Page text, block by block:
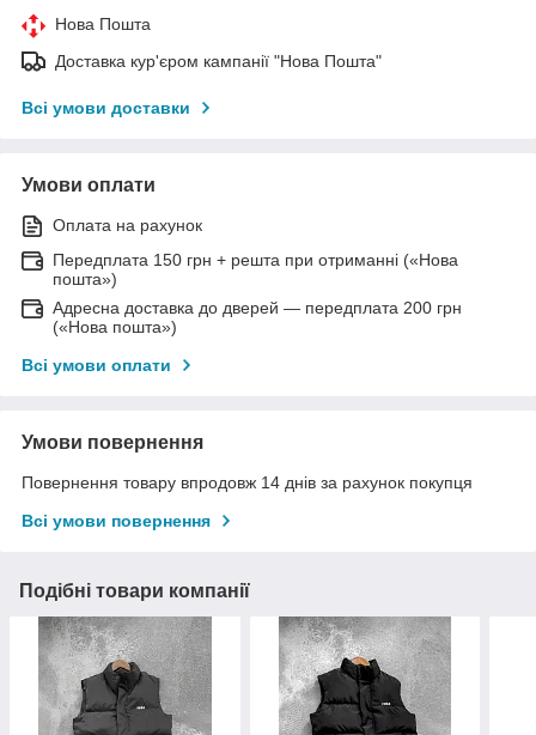
Нова Пошта
Доставка кур'єром кампанії "Нова Пошта"
Всі умови доставки
Умови оплати
Оплата на рахунок
Передплата 150 грн + решта при отриманні («Нова
пошта»)
Адресна доставка до дверей — передплата 200 грн
(«Нова пошта»)
Всі умови оплати
Умови повернення
Повернення товару впродовж 14 днів за рахунок покупця
Всі умови повернення
Подібні товари компанії